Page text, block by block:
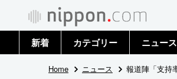
新着 カテゴリー
政治・外交
ニュース
トップ
Home ニュース 報道陣「支持